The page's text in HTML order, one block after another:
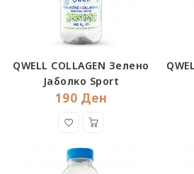
QWELL COLLAGEN Зелено
Јаболко Sport
190 Ден